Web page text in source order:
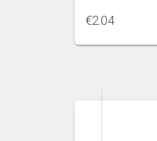
€2.04